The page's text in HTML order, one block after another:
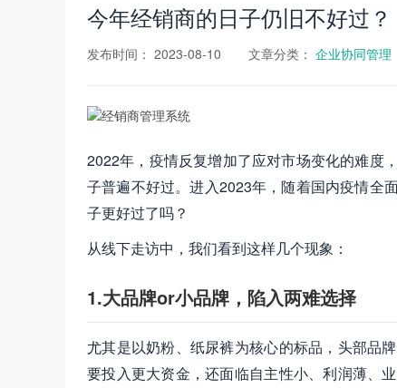
今年经销商的日子仍旧不好过？
发布时间： 2023-08-10 文章分类： 企业协同管理
2022年，疫情反复增加了应对市场变化的难度
子普遍不好过。进入2023年，随着国内疫情全
子更好过了吗？
从线下走访中，我们看到这样几个现象：
1.大品牌or小品牌，陷入两难选择
尤其是以奶粉、纸尿裤为核心的标品，头部品
要投入更大资金，还面临自主性小、利润薄、